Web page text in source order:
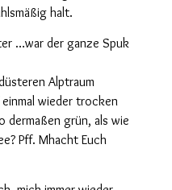
halt.
…war der ganze Spuk
Alptraum
wieder trocken
dermaßen grün, als wie
Pff. Mhacht Euch